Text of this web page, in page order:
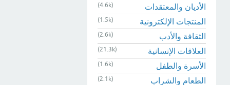
الأديان والمعتقدات (4.6k)
المنتجات الإلكترونية (1.5k)
الثقافة والأدب (2.6k)
العلاقات الإنسانية (21.3k)
الأسرة والطفل (1.6k)
الطعام والشراب (2.1k)